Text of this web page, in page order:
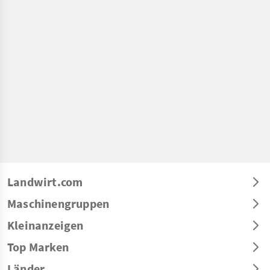
Landwirt.com
Maschinengruppen
Kleinanzeigen
Top Marken